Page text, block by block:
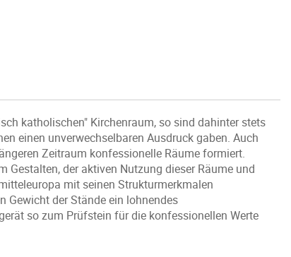
katholischen" Kirchenraum, so sind dahinter stets
einen unverwechselbaren Ausdruck gaben. Auch
Zeitraum konfessionelle Räume formiert.
der aktiven Nutzung dieser Räume und
mit seinen Strukturmerkmalen
der Stände ein lohnendes
so zum Prüfstein für die konfessionellen Werte